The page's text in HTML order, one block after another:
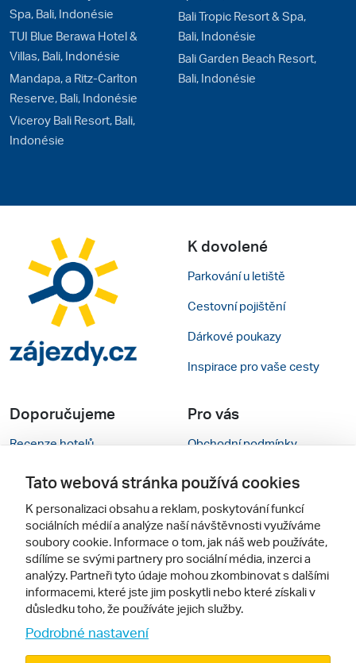
Spa, Bali, Indonésie
TUI Blue Berawa Hotel &
Villas, Bali, Indonésie
Mandapa, a Ritz-Carlton
Reserve, Bali, Indonésie
Viceroy Bali Resort, Bali,
Indonésie
Bali Tropic Resort & Spa,
Bali, Indonésie
Bali Garden Beach Resort,
Bali, Indonésie
K dovolené
Parkování u letiště
Cestovní pojištění
Dárkové poukazy
Inspirace pro vaše cesty
Doporučujeme
Recenze hotelů
Rady na cestu
Cestovní kanceláře
Zájazdy.sk
Pro vás
Obchodní podmínky
Kontakty
Nastavení cookies
Verze webu pro PC
Sledujte nás
Tato webová stránka používá cookies
K personalizaci obsahu a reklam, poskytování funkcí
sociálních médií a analýze naší návštěvnosti využíváme
soubory cookie. Informace o tom, jak náš web používáte,
sdílíme se svými partnery pro sociální média, inzerci a
analýzy. Partneři tyto údaje mohou zkombinovat s dalšími
informacemi, které jste jim poskytli nebo které získali v
důsledku toho, že používáte jejich služby.
Podrobné nastavení